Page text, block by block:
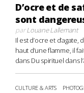
D’ocre et de
sont
parLouane Lallemant
Il est d’ocre et
haut d’une flamme, il
dans Du spirituel dans
CULTURE & ARTS